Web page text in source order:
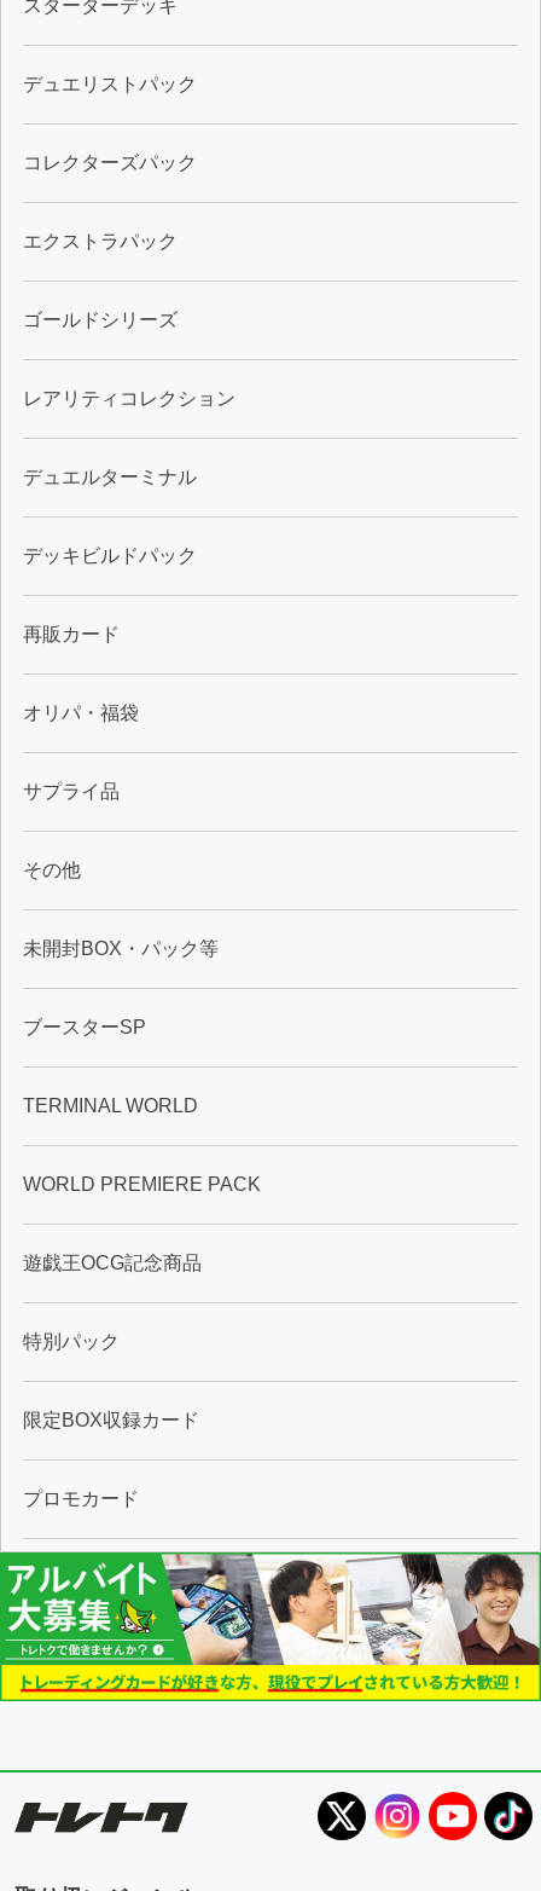
スターターデッキ
デュエリストパック
コレクターズパック
エクストラパック
ゴールドシリーズ
レアリティコレクション
デュエルターミナル
デッキビルドパック
再販カード
オリパ・福袋
サプライ品
その他
未開封BOX・パック等
ブースターSP
TERMINAL WORLD
WORLD PREMIERE PACK
遊戯王OCG記念商品
特別パック
限定BOX収録カード
プロモカード